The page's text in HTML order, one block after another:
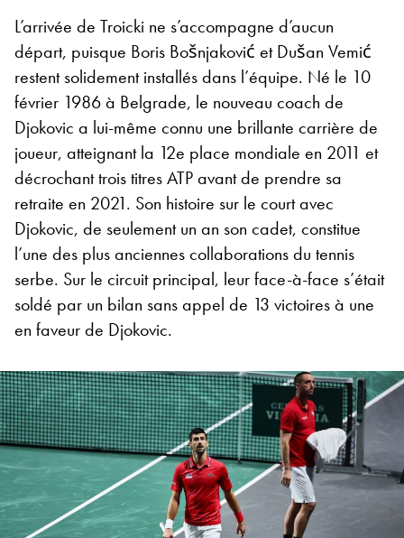
L’arrivée de Troicki ne s’accompagne d’aucun
départ, puisque Boris Bošnjaković et Dušan Vemić
restent solidement installés dans l’équipe. Né le 10
février 1986 à Belgrade, le nouveau coach de
Djokovic a lui-même connu une brillante carrière de
joueur, atteignant la 12e place mondiale en 2011 et
décrochant trois titres ATP avant de prendre sa
retraite en 2021. Son histoire sur le court avec
Djokovic, de seulement un an son cadet, constitue
l’une des plus anciennes collaborations du tennis
serbe. Sur le circuit principal, leur face-à-face s’était
soldé par un bilan sans appel de 13 victoires à une
en faveur de Djokovic.